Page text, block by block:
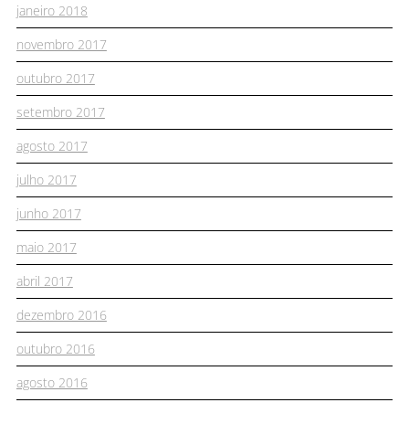
janeiro 2018
novembro 2017
outubro 2017
setembro 2017
agosto 2017
julho 2017
junho 2017
maio 2017
abril 2017
dezembro 2016
outubro 2016
agosto 2016